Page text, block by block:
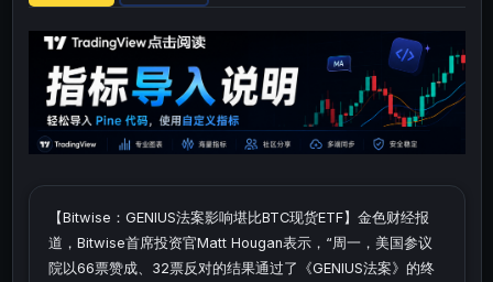
【Bitwise：GENIUS法案影响堪比BTC现货ETF】金色财经报
道，Bitwise首席投资官Matt Hougan表示，“周一，美国参议
院以66票赞成、32票反对的结果通过了《GENIUS法案》的终